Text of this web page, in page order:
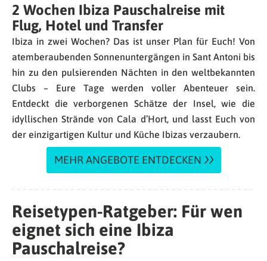
2 Wochen Ibiza Pauschalreise mit
Flug, Hotel und Transfer
Ibiza in zwei Wochen? Das ist unser Plan für Euch! Von
atemberaubenden Sonnenuntergängen in Sant Antoni bis
hin zu den pulsierenden Nächten in den weltbekannten
Clubs – Eure Tage werden voller Abenteuer sein.
Entdeckt die verborgenen Schätze der Insel, wie die
idyllischen Strände von Cala d’Hort, und lasst Euch von
der einzigartigen Kultur und Küche Ibizas verzaubern.
MEHR ANGEBOTE ENTDECKEN
Reisetypen-Ratgeber: Für wen
eignet sich eine Ibiza
Pauschalreise?